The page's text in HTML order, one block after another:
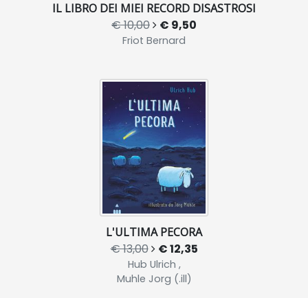
IL LIBRO DEI MIEI RECORD DISASTROSI
€ 10,00 € 9,50
Friot Bernard
L'ULTIMA PECORA
€ 13,00 € 12,35
Hub Ulrich ,
Muhle Jorg (.ill)